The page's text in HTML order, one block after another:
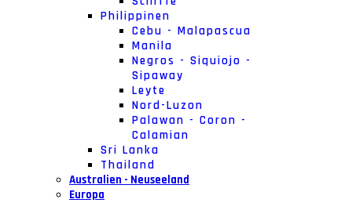
Philippinen
Cebu - Malapascua
Manila
Negros - Siquiojo -
Sipaway
Leyte
Nord-Luzon
Palawan - Coron -
Calamian
Sri Lanka
Thailand
Australien - Neuseeland
Europa